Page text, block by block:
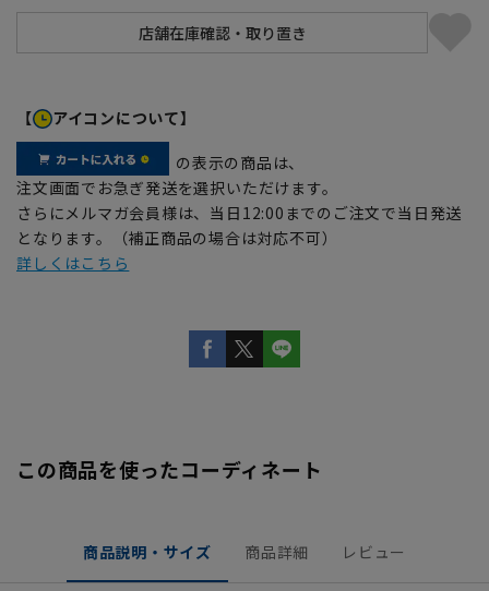
【 アイコンについて】
の表示の商品は、
注文画面でお急ぎ発送を選択いただけます。
さらにメルマガ会員様は、当日12:00までのご注文で当日発送
となります。（補正商品の場合は対応不可）
詳しくはこちら
この商品を使ったコーディネート
商品説明・サイズ 商品詳細 レビュー